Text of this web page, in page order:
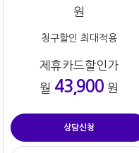
원
청구할인 최대적용
제휴카드할인가
월 43,900원
상담신청